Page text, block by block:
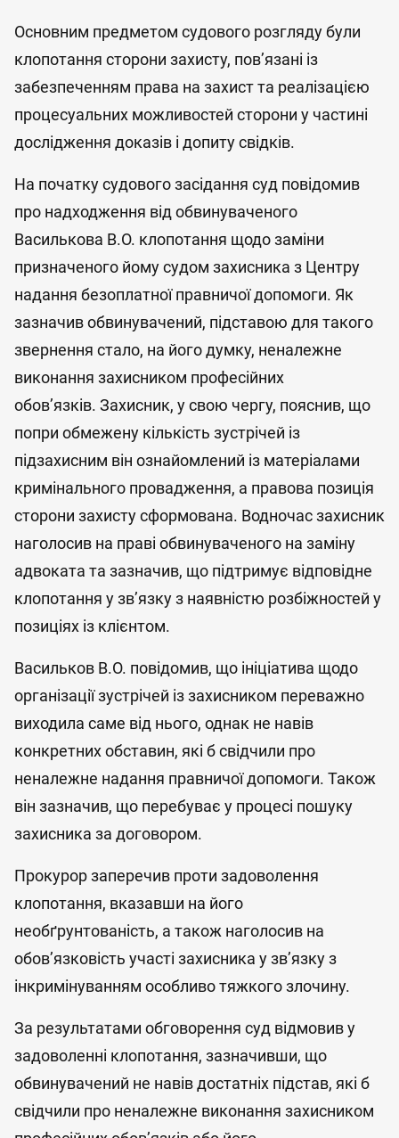
Основним предметом судового розгляду були
клопотання сторони захисту, пов’язані із
забезпеченням права на захист та реалізацією
процесуальних можливостей сторони у частині
дослідження доказів і допиту свідків.
На початку судового засідання суд повідомив
про надходження від обвинуваченого
Василькова В.О. клопотання щодо заміни
призначеного йому судом захисника з Центру
надання безоплатної правничої допомоги. Як
зазначив обвинувачений, підставою для такого
звернення стало, на його думку, неналежне
виконання захисником професійних
обов’язків. Захисник, у свою чергу, пояснив, що
попри обмежену кількість зустрічей із
підзахисним він ознайомлений із матеріалами
кримінального провадження, а правова позиція
сторони захисту сформована. Водночас захисник
наголосив на праві обвинуваченого на заміну
адвоката та зазначив, що підтримує відповідне
клопотання у зв’язку з наявністю розбіжностей у
позиціях із клієнтом.
Васильков В.О. повідомив, що ініціатива щодо
організації зустрічей із захисником переважно
виходила саме від нього, однак не навів
конкретних обставин, які б свідчили про
неналежне надання правничої допомоги. Також
він зазначив, що перебуває у процесі пошуку
захисника за договором.
Прокурор заперечив проти задоволення
клопотання, вказавши на його
необґрунтованість, а також наголосив на
обов’язковість участі захисника у зв’язку з
інкримінуванням особливо тяжкого злочину.
За результатами обговорення суд відмовив у
задоволенні клопотання, зазначивши, що
обвинувачений не навів достатніх підстав, які б
свідчили про неналежне виконання захисником